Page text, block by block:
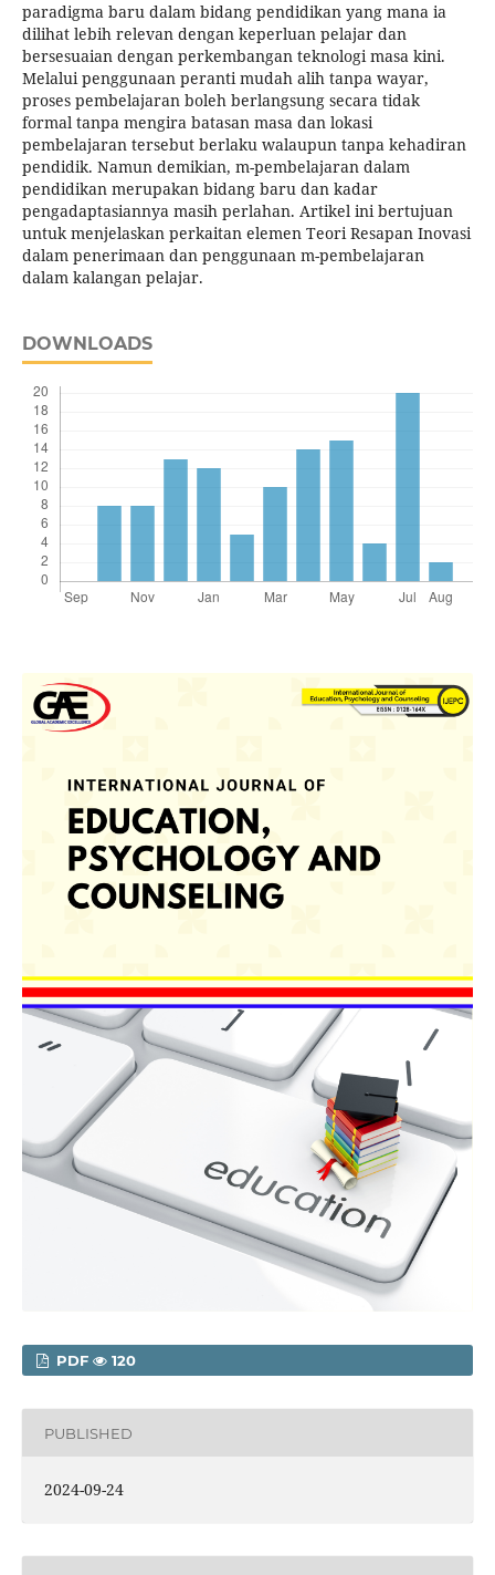
paradigma baru dalam bidang pendidikan yang mana ia
dilihat lebih relevan dengan keperluan pelajar dan
bersesuaian dengan perkembangan teknologi masa kini.
Melalui penggunaan peranti mudah alih tanpa wayar,
proses pembelajaran boleh berlangsung secara tidak
formal tanpa mengira batasan masa dan lokasi
pembelajaran tersebut berlaku walaupun tanpa kehadiran
pendidik. Namun demikian, m-pembelajaran dalam
pendidikan merupakan bidang baru dan kadar
pengadaptasiannya masih perlahan. Artikel ini bertujuan
untuk menjelaskan perkaitan elemen Teori Resapan Inovasi
dalam penerimaan dan penggunaan m-pembelajaran
dalam kalangan pelajar.
DOWNLOADS
PDF 120
PUBLISHED
2024-09-24